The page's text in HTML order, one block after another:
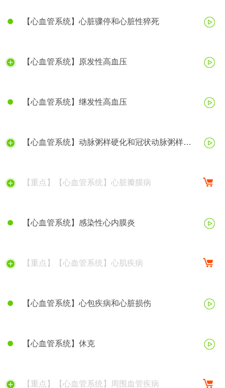
【心血管系统】心脏骤停和心脏性猝死
【心血管系统】原发性高血压
【心血管系统】继发性高血压
【心血管系统】动脉粥样硬化和冠状动脉粥样硬
【重点】【心血管系统】心脏瓣膜病
【心血管系统】感染性心内膜炎
【重点】【心血管系统】心肌疾病
【心血管系统】心包疾病和心脏损伤
【心血管系统】休克
【重点】【心血管系统】周围血管疾病